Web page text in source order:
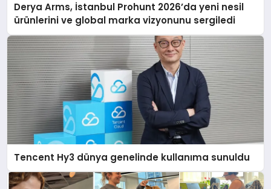
Derya Arms, İstanbul Prohunt 2026’da yeni nesil
ürünlerini ve global marka vizyonunu sergiledi
Tencent Hy3 dünya genelinde kullanıma sunuldu